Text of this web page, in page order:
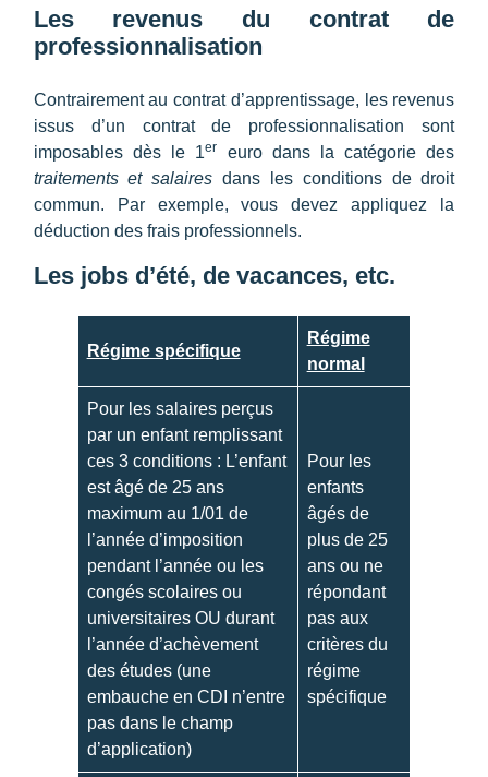
u
s
d
e
m
e
s
e
n
f
a
n
t
Les revenus du contrat de
professionnalisation
Contrairement au contrat d’apprentissage, les revenus
issus d’un contrat de professionnalisation sont
imposables dès le 1er
euro dans la catégorie des
traitements et salaires dans les conditions de droit
commun. Par exemple, vous devez appliquez la
déduction des frais professionnels.
Les jobs d’été, de vacances, etc.
Régime spécifique
Régime
normal
Pour les salaires perçus
par un enfant remplissant
ces 3 conditions : L’enfant
est âgé de 25 ans
maximum au 1/01 de
l’année d’imposition
pendant l’année ou les
congés scolaires ou
universitaires OU durant
l’année d’achèvement
des études (une
embauche en CDI n’entre
pas dans le champ
d’application)
Pour les
enfants
âgés de
plus de 25
ans ou ne
répondant
pas aux
critères du
régime
spécifique